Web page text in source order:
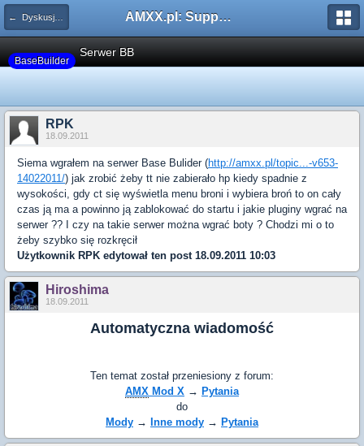
← Dyskusje/Pomysły/Pytania AMXX.pl: Support AMX Mod X i SourceMod
BaseBuilder
Serwer BB
RPK
18.09.2011
Siema wgrałem na serwer Base Bulider (http://amxx.pl/topic...-v653-
14022011/) jak zrobić żeby tt nie zabierało hp kiedy spadnie z
wysokości, gdy ct się wyświetla menu broni i wybiera broń to on cały
czas ją ma a powinno ją zablokować do startu i jakie pluginy wgrać na
serwer ?? I czy na takie serwer można wgrać boty ? Chodzi mi o to
żeby szybko się rozkręcił
Użytkownik RPK edytował ten post 18.09.2011 10:03
Hiroshima
18.09.2011
Automatyczna wiadomość
Ten temat został przeniesiony z forum:
AMX Mod X → Pytania
do
Mody → Inne mody → Pytania